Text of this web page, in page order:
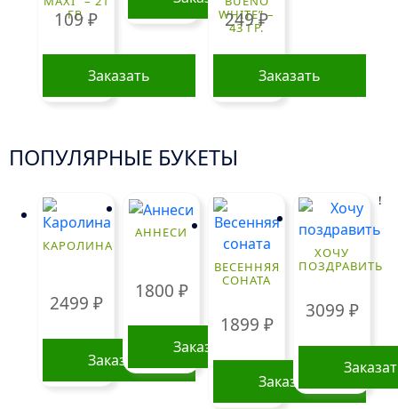
ГР.
109₽
Заказать
WHITE” –
43 ГР.
249₽
Заказать
ПОПУЛЯРНЫЕ БУКЕТЫ
КАРОЛИНА
2499 ₽
Заказать
АННЕСИ
1800 ₽
Заказать
ВЕСЕННЯЯ
СОНАТА
1899 ₽
Заказать
ХОЧУ
ПОЗДРАВИТЬ
3099 ₽
!